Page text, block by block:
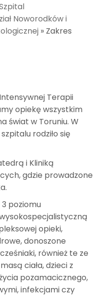
Noworodków i
» Zakres
Terapii
opiekę wszystkim
świat w Toruniu. W
rodziło się
i Kliniką
gdzie prowadzone
3 poziomu
opieki,
donoszone
również te ze
ciała, dzieci z
pozamacicznego,
infekcjami czy